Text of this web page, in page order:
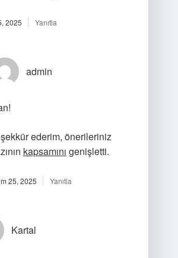
2025 Yanıtla
admin
ederim, önerileriniz
kapsamını genişletti.
25, 2025 Yanıtla
Kartal